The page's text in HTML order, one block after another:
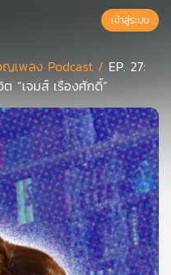
เข้าสู่ระบบ
เพลง Podcast / EP. 27:
“เจมส์ เรืองศักดิ์”